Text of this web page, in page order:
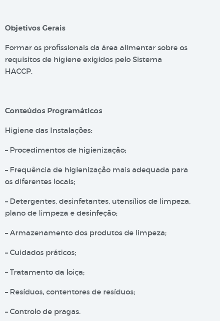
Objetivos Gerais
Formar os profissionais da área alimentar sobre os
requisitos de higiene exigidos pelo Sistema
HACCP.
Conteúdos Programáticos
Higiene das Instalações:
– Procedimentos de higienização;
– Frequência de higienização mais adequada para
os diferentes locais;
– Detergentes, desinfetantes, utensílios de limpeza,
plano de limpeza e desinfeção;
– Armazenamento dos produtos de limpeza;
– Cuidados práticos;
– Tratamento da loiça;
– Resíduos, contentores de resíduos;
– Controlo de pragas.